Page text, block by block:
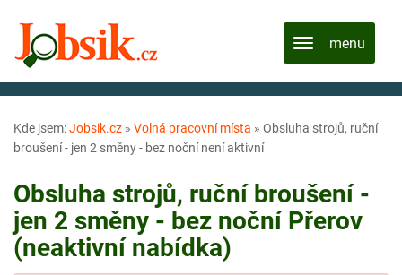
Kde jsem:Jobsik.cz » Volná pracovní místa » Obsluha strojů, ruční
broušení - jen 2 směny - bez noční není aktivní
Obsluha strojů, ruční broušení -
jen 2 směny - bez noční Přerov
(neaktivní nabídka)